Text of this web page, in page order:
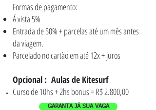
Formas de pagamento:
Á vista 5%
Entrada de 50% + parcelas até um mês antes
da viagem.
Parcelado no cartão em até 12x + juros
Opcional : Aulas de Kitesurf
Curso de 10hs + 2hs bonus = R$ 2.800,00
GARANTA JÁ SUA VAGA